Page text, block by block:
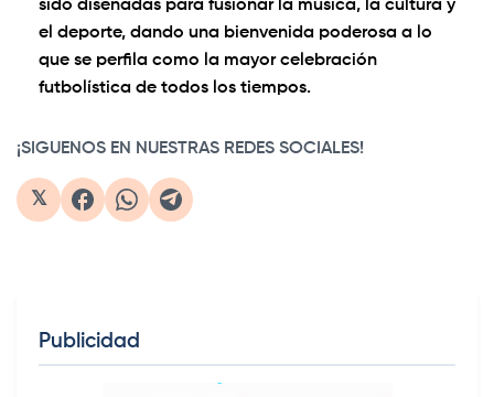
sido diseñadas para fusionar la música, la cultura y
el deporte, dando una bienvenida poderosa a lo
que se perfila como la mayor celebración
futbolística de todos los tiempos.
¡SIGUENOS EN NUESTRAS REDES SOCIALES!
𝕏
Publicidad